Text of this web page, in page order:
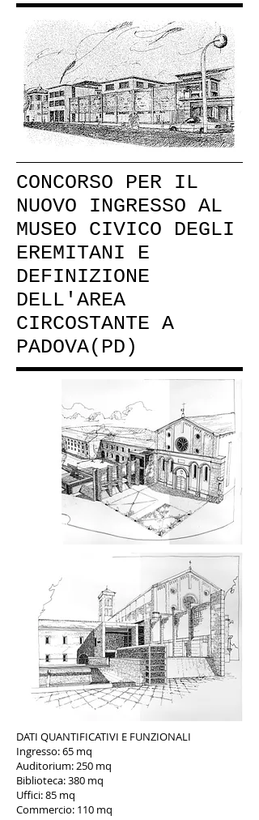
CONCORSO PER IL
NUOVO INGRESSO AL
MUSEO CIVICO DEGLI
EREMITANI E
DEFINIZIONE
DELL'AREA
CIRCOSTANTE A
PADOVA(PD)
DATI QUANTIFICATIVI E FUNZIONALI
Ingresso: 65 mq
Auditorium: 250 mq
Biblioteca: 380 mq
Uffici: 85 mq
Commercio: 110 mq